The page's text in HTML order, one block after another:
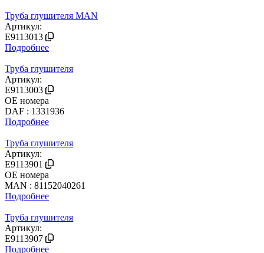
Труба глушителя MAN
Артикул:
E9113013
Подробнее
Труба глушителя
Артикул:
E9113003
OE номера
DAF : 1331936
Подробнее
Труба глушителя
Артикул:
E9113901
OE номера
MAN : 81152040261
Подробнее
Труба глушителя
Артикул:
E9113907
Подробнее